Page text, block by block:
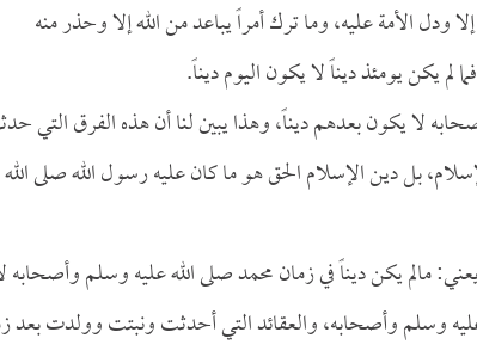
ودل الأمة عليه، وما ترك أمراً يباعد من الله إلا وحذر منه
لم يكن يومئذ ديناً لا يكون اليوم ديناً.
لا يكون بعدهم ديناً، وهذا يبين لنا أن هذه الفرق التي
بل دين الإسلام الحق هو ما كان عليه رسول الله صلى الله
يعني: مالم يكن ديناً في زمان محمد صلى الله عليه وسلم وأصحابه
وسلم وأصحابه، والعقائد التي أحدثت ونبتت وولدت بعد